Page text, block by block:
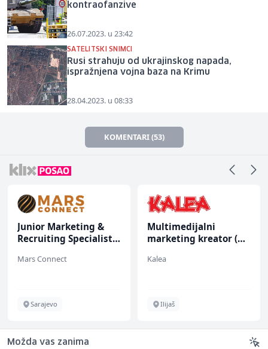
kontraofanzive
26.07.2023. u 23:42
SATELITSKI SNIMCI
Rusi strahuju od ukrajinskog napada,
ispražnjena vojna baza na Krimu
28.04.2023. u 08:33
KOMENTARI (53)
Junior Marketing &
Recruiting Specialist
Mars Connect
Sarajevo
Multimedijalni
marketing kreator (m/
Kalea
Ilijaš
Možda vas zanima